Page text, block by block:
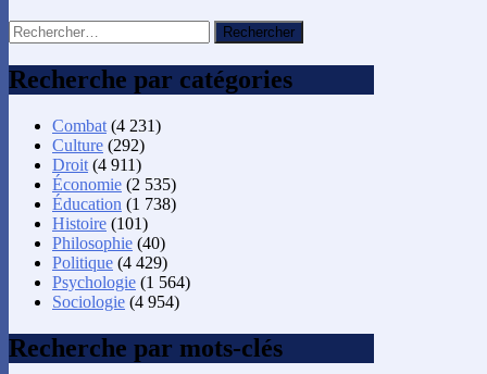
Rechercher :
Recherche par catégories
Combat (4 231)
Culture (292)
Droit (4 911)
Économie (2 535)
Éducation (1 738)
Histoire (101)
Philosophie (40)
Politique (4 429)
Psychologie (1 564)
Sociologie (4 954)
Recherche par mots-clés